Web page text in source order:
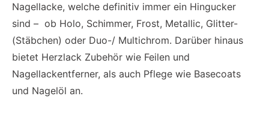
Nagellacke, welche definitiv immer ein Hingucker
sind – ob Holo, Schimmer, Frost, Metallic, Glitter-
(Stäbchen) oder Duo-/ Multichrom. Darüber hinaus
bietet Herzlack Zubehör wie Feilen und
Nagellackentferner, als auch Pflege wie Basecoats
und Nagelöl an.